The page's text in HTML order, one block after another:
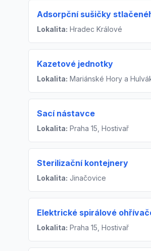
Adsorpční sušičky
Lokalita: Hradec Králové
Kazetové jednotky
Lokalita: Mariánské Hory a
Sací nástavce
Lokalita: Praha 15, Hostivař
Sterilizační kontejnery
Lokalita: Jinačovice
Elektrické spirálové
Lokalita: Praha 15, Hostivař